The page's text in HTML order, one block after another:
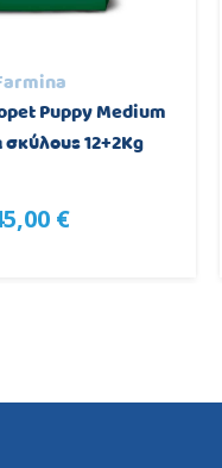
Puppy Medium
12+2Kg
€